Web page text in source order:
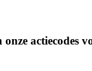
actiecodes